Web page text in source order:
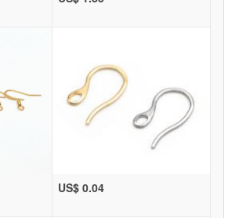
US$ 0.04